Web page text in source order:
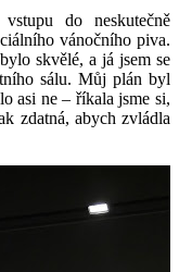
do neskutečně
vánočního piva.
skvělé, a já jsem se
sálu. Můj plán byl
asi ne – říkala jsme si,
zdatná, abych zvládla